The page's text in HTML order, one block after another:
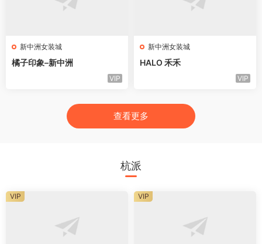
新中洲女装城
橘子印象–新中洲
VIP
新中洲女装城
HALO 禾禾
VIP
查看更多
杭派
VIP VIP